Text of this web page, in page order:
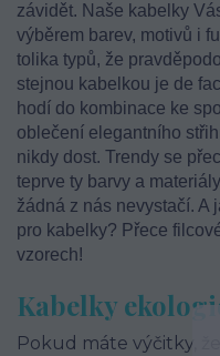
závidět. Naše kabelky
výběrem barev, motivů i
tolika typů, že
stejnou kabelkou je de
hodí do kombinace ke
oblečení elegantního
nikdy dost. Trendy se
teprve ty barvy a
žádná z nás nevystačí. A
pro kabelky? Přece
vzorech!
Kabelky
Pokud máte výčitky,